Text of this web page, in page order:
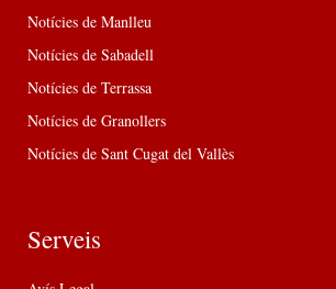
Notícies de Manlleu
Notícies de Sabadell
Notícies de Terrassa
Notícies de Granollers
Notícies de Sant Cugat del Vallès
Serveis